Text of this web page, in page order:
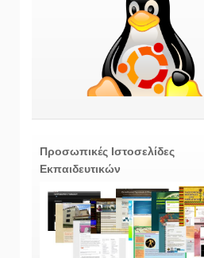
Προσωπικές Ιστοσελίδες
Εκπαιδευτικών